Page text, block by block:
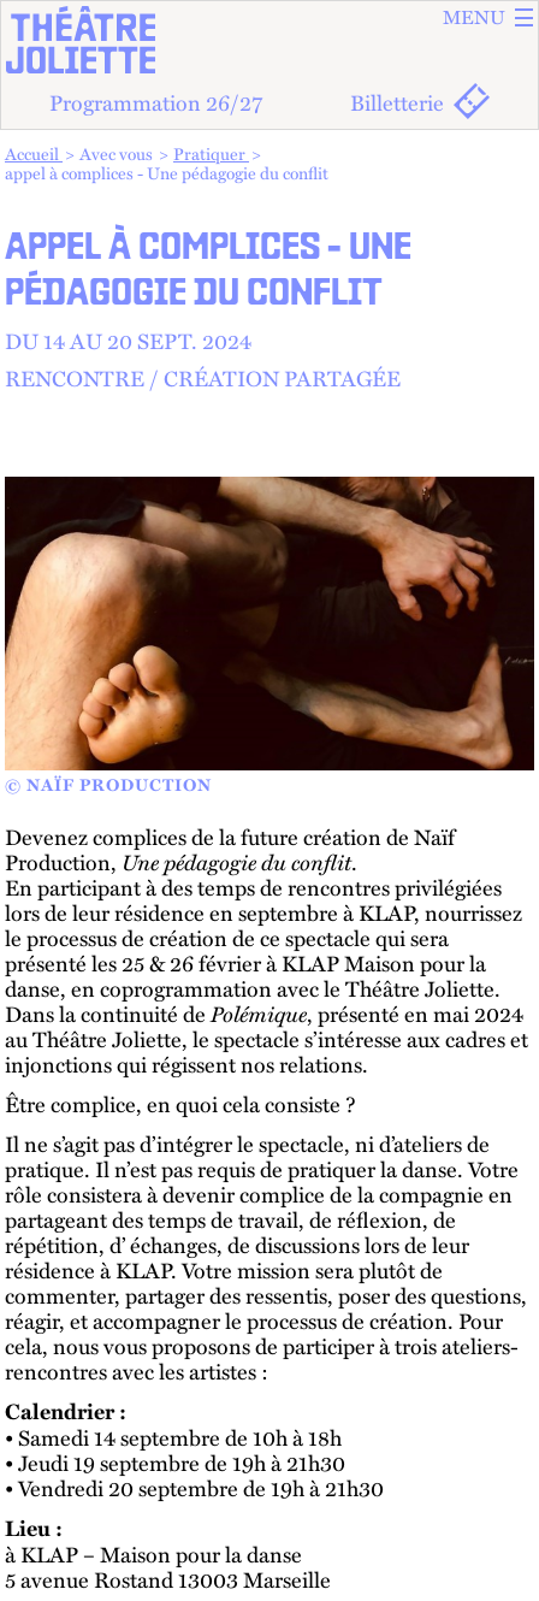
ALLER
ALLER
MENU
Programmation 26/27 Billetterie
Vous êtes dans :
Accueil Avec vous Pratiquer
appel à complices - Une pédagogie du conflit
APPEL À COMPLICES - UNE
PÉDAGOGIE DU CONFLIT
DU 14 AU20 SEPT. 2024
RENCONTRE CRÉATION PARTAGÉE
Devenez complices de la future création de Naïf
Production, Une pédagogie du conflit.
En participant à des temps de rencontres privilégiées
lors de leur résidence en septembre à KLAP, nourrissez
le processus de création de ce spectacle qui sera
présenté les 25 & 26 février à KLAP Maison pour la
danse, en coprogrammation avec le Théâtre Joliette.
Dans la continuité dePolémique, présenté en mai 2024
au Théâtre Joliette, le spectacle s’intéresse aux cadres et
injonctions qui régissent nos relations.
Être complice, en quoi cela consiste ?
Il ne s’agit pas d’intégrer le spectacle, ni d’ateliers de
pratique. Il n’est pas requis de pratiquer la danse. Votre
rôle consistera à devenir complice de la compagnie en
partageant des temps de travail, de réflexion, de
répétition, d’ échanges, de discussions lors de leur
résidence à KLAP. Votre mission sera plutôt de
commenter, partager des ressentis, poser des questions,
réagir, et accompagner le processus de création. Pour
cela, nous vous proposons de participer à trois ateliers-
rencontres avec les artistes :
Calendrier :
• Samedi 14 septembre de 10h à 18h
• Jeudi 19 septembre de 19h à 21h30
• Vendredi 20 septembre de 19h à 21h30
Lieu :
à KLAP – Maison pour la danse
5 avenue Rostand 13003 Marseille
© NAÏF PRODUCTION